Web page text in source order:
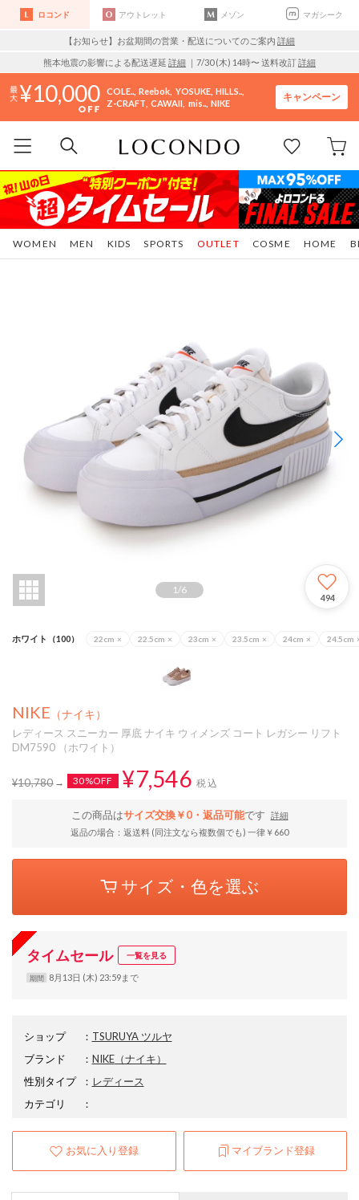
ロコンド アウトレット メゾン マガシーク
【お知らせ】お盆期間の営業・配送についてのご案内 詳細
熊本地震の影響による配送遅延 詳細 ｜7/30 (木) 14時〜 送料改訂詳細
10,000 COLE.. Reebok YOSUKE HILLS..
Z-CRAFT CAWAII mis.. NIKE
キャンペーン
WOMEN MEN KIDS SPORTS COSME HOME
OUTLET
1 /6
494
ホワイト（100） 22cm × 22.5cm × 23cm × 23.5cm × 24cm × 24.5cm
NIKE （ナイキ）
レディース スニーカー 厚底 ナイキ ウィメンズ コート レガシー リフト
DM7590 （ホワイト）
¥10,780 30%OFF ¥7,546 税込
この商品はサイズ交換￥0・返品可能です
詳細
返品の場合：返送料 (同注文なら複数個でも) 一律￥660
サイズ・色を選ぶ
タイムセール 一覧を見る
期間 8月13日 (木) 23:59まで
ショップ ： TSURUYA ツルヤ
ブランド
： NIKE（ナイキ）
性別タイプ
： レディース
カテゴリ
：
お気に入り登録 マイブランド登録